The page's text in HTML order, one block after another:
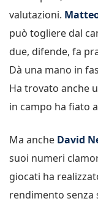
valutazioni.
può togliere dal
due, difende, fa
Dà una mano in
Ha trovato anche
in campo ha fiato
Ma anche David
suoi numeri
giocati ha
rendimento senza